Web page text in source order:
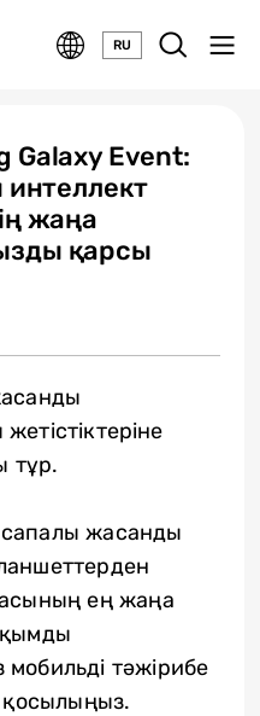
RU
Galaxy Event:
жаңа
қарсы
тұр.
жасанды
ең жаңа
мобильді тәжірибе
қосылыңыз.